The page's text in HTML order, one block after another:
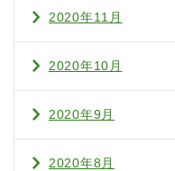
2020年11月
2020年10月
2020年9月
2020年8月